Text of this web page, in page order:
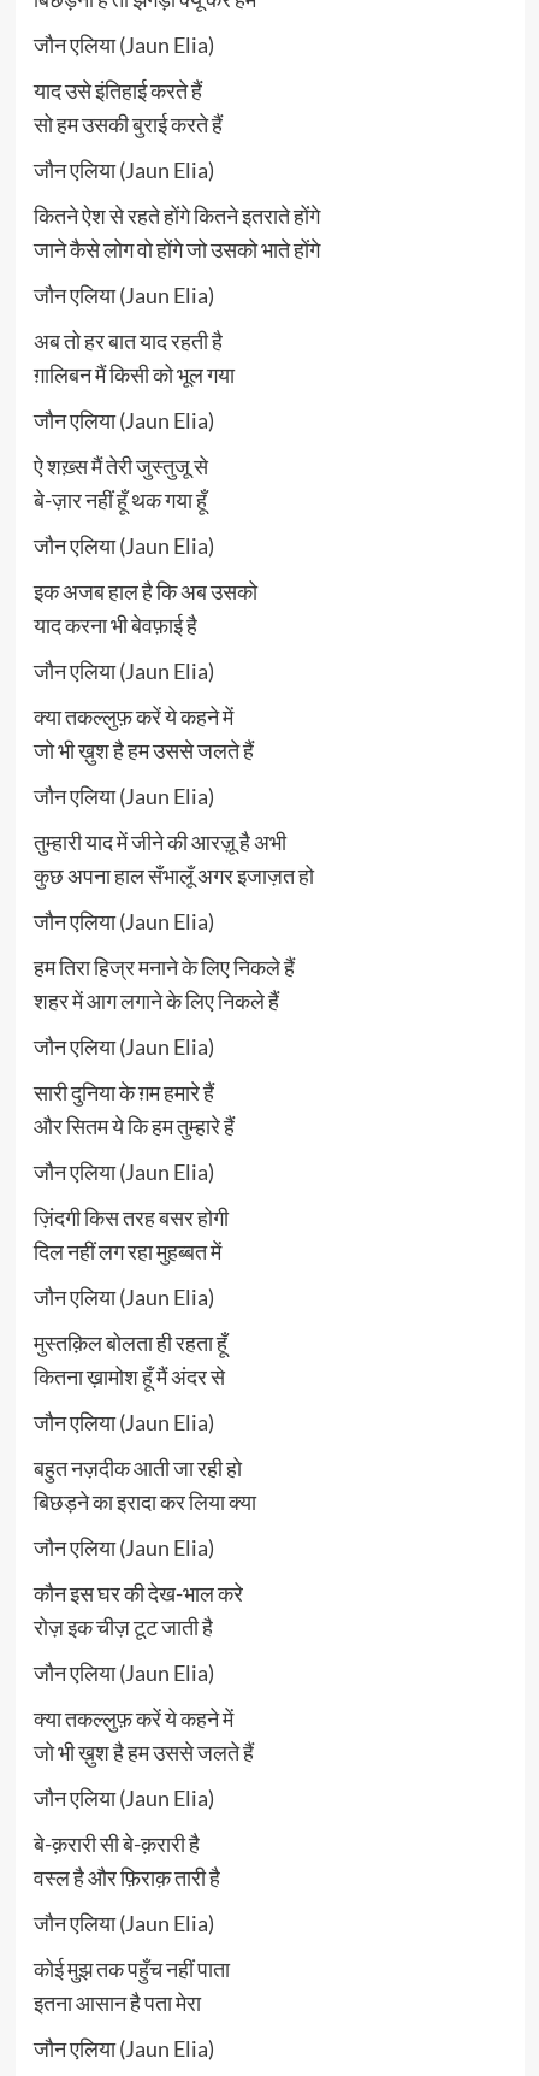
जौन एलिया (Jaun Elia)
याद उसे इंतिहाई करते हैं
सो हम उसकी बुराई करते हैं
जौन एलिया (Jaun Elia)
कितने ऐश से रहते होंगे कितने इतराते होंगे
जाने कैसे लोग वो होंगे जो उसको भाते होंगे
जौन एलिया (Jaun Elia)
अब तो हर बात याद रहती है
ग़ालिबन मैं किसी को भूल गया
जौन एलिया (Jaun Elia)
ऐ शख़्स मैं तेरी जुस्तुजू से
बे-ज़ार नहीं हूँ थक गया हूँ
जौन एलिया (Jaun Elia)
इक अजब हाल है कि अब उसको
याद करना भी बेवफ़ाई है
जौन एलिया (Jaun Elia)
क्या तकल्लुफ़ करें ये कहने में
जो भी ख़ुश है हम उससे जलते हैं
जौन एलिया (Jaun Elia)
तुम्हारी याद में जीने की आरज़ू है अभी
कुछ अपना हाल सँभालूँ अगर इजाज़त हो
जौन एलिया (Jaun Elia)
हम तिरा हिज्र मनाने के लिए निकले हैं
शहर में आग लगाने के लिए निकले हैं
जौन एलिया (Jaun Elia)
सारी दुनिया के ग़म हमारे हैं
और सितम ये कि हम तुम्हारे हैं
जौन एलिया (Jaun Elia)
ज़िंदगी किस तरह बसर होगी
दिल नहीं लग रहा मुहब्बत में
जौन एलिया (Jaun Elia)
मुस्तक़िल बोलता ही रहता हूँ
कितना ख़ामोश हूँ मैं अंदर से
जौन एलिया (Jaun Elia)
बहुत नज़दीक आती जा रही हो
बिछड़ने का इरादा कर लिया क्या
जौन एलिया (Jaun Elia)
कौन इस घर की देख-भाल करे
रोज़ इक चीज़ टूट जाती है
जौन एलिया (Jaun Elia)
क्या तकल्लुफ़ करें ये कहने में
जो भी ख़ुश है हम उससे जलते हैं
जौन एलिया (Jaun Elia)
बे-क़रारी सी बे-क़रारी है
वस्ल है और फ़िराक़ तारी है
जौन एलिया (Jaun Elia)
कोई मुझ तक पहुँच नहीं पाता
इतना आसान है पता मेरा
जौन एलिया (Jaun Elia)